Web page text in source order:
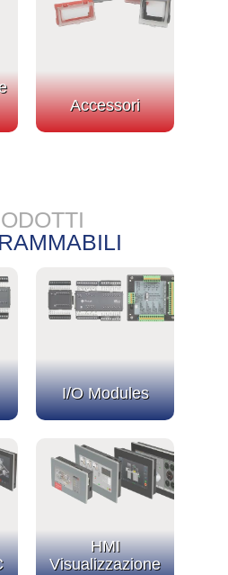
Accessori
I/O Modules
HMI
Visualizzazione